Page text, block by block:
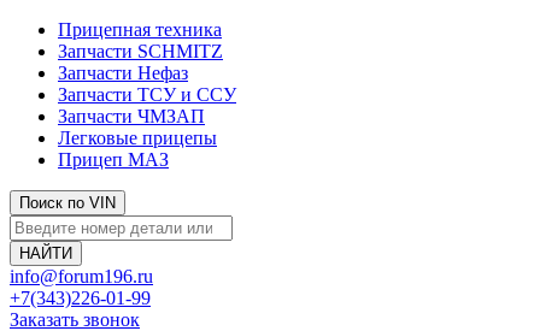
Прицепная техника
Запчасти SCHMITZ
Запчасти Нефаз
Запчасти ТСУ и ССУ
Запчасти ЧМЗАП
Легковые прицепы
Прицеп МАЗ
Поиск по VIN
info@forum196.ru
+7(343)226-01-99
Заказать звонок